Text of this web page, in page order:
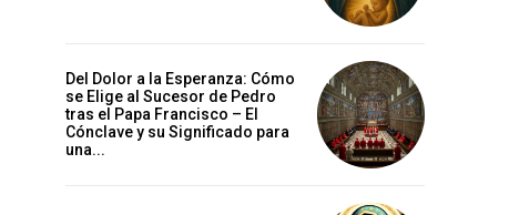
Del Dolor a la Esperanza: Cómo
se Elige al Sucesor de Pedro
tras el Papa Francisco – El
Cónclave y su Significado para
una...